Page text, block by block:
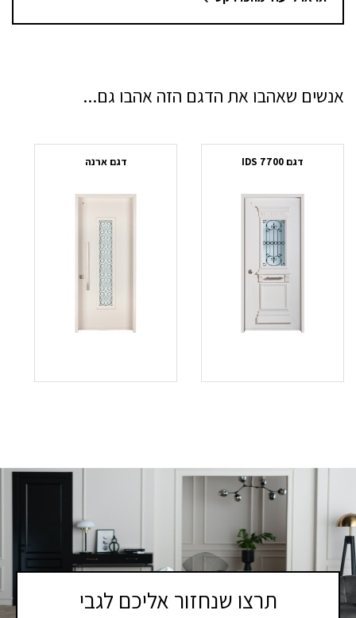
אנשים שאהבו את הדגם הזה אהבו גם...
דגם IDS 7700 דגם ארנה
תרצו שנחזור אליכם לגבי